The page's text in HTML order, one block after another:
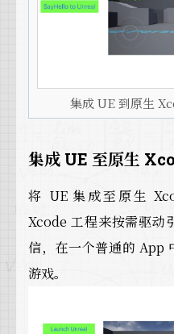
集成 UE 到原生
集成 UE 至原生
将 UE 集成至原生
Xcode 工程来按需驱动
信，在一个普通的 App
游戏。